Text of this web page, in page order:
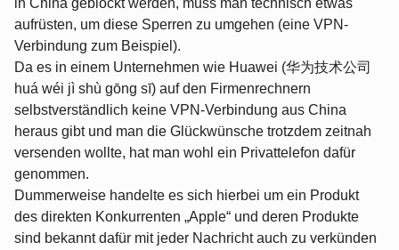
in China geblockt werden, muss man technisch etwas
aufrüsten, um diese Sperren zu umgehen (eine VPN-
Verbindung zum Beispiel).
Da es in einem Unternehmen wie Huawei (华为技术公司
huá wéi jì shù gōng sī) auf den Firmenrechnern
selbstverständlich keine VPN-Verbindung aus China
heraus gibt und man die Glückwünsche trotzdem zeitnah
versenden wollte, hat man wohl ein Privattelefon dafür
genommen.
Dummerweise handelte es sich hierbei um ein Produkt
des direkten Konkurrenten „Apple“ und deren Produkte
sind bekannt dafür mit jeder Nachricht auch zu verkünden